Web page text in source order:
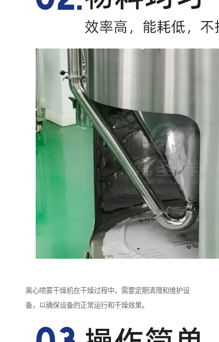
离心喷雾干燥机在干燥过程中，需要定期清理和维护设
备，以确保设备的正常运行和干燥效果。